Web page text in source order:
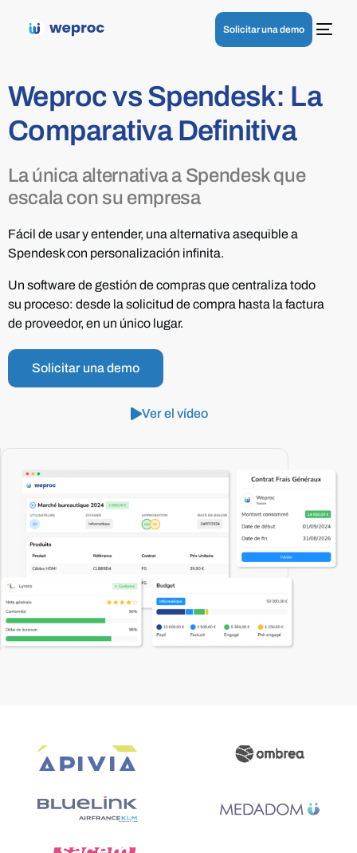
Solicitar una demo
Weproc vs Spendesk: La
Comparativa Definitiva
La única alternativa a Spendesk que
escala con su empresa
Fácil de usar y entender, una alternativa asequible a
Spendesk con personalización infinita.
Un software de gestión de compras que centraliza todo
su proceso: desde la solicitud de compra hasta la factura
de proveedor, en un único lugar.
Solicitar una demo
Ver el vídeo